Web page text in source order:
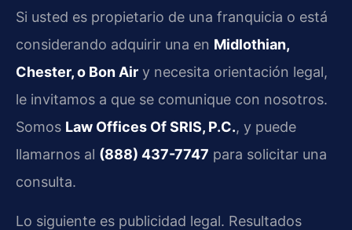
Si usted es propietario de una franquicia o está
considerando adquirir una en Midlothian,
Chester, o Bon Air y necesita orientación legal,
le invitamos a que se comunique con nosotros.
Somos Law Offices Of SRIS, P.C., y puede
llamarnos al (888) 437-7747 para solicitar una
consulta.
Lo siguiente es publicidad legal. Resultados